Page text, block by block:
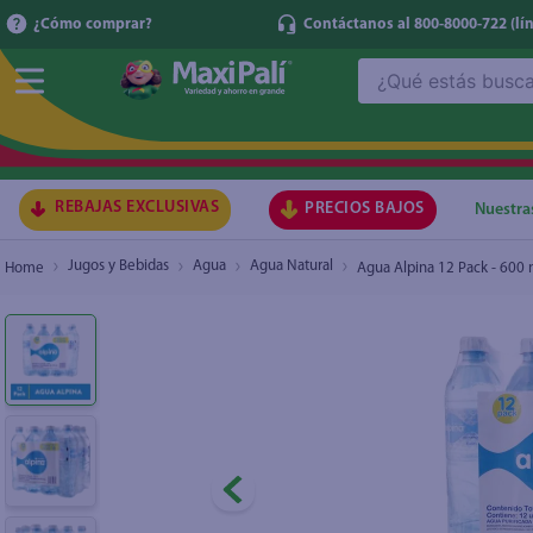
¿Cómo comprar? Contáctanos al 800-8000-722
REBAJAS EXCLUSIVAS PRECIOS BAJOS
Jugos y Bebidas Agua Agua Natural Agua Alpina 12 Pack - 600
Agua Alpina 12 Pack - 600 ml
1.
2.
7
.